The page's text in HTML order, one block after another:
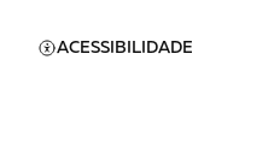
ACESSIBILIDADE